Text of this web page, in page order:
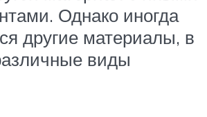
Однако иногда
другие материалы, в
виды